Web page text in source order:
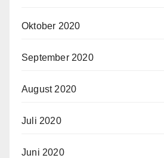
Oktober 2020
September 2020
August 2020
Juli 2020
Juni 2020